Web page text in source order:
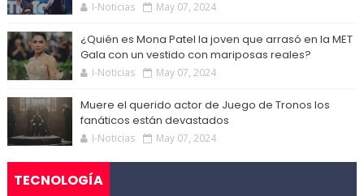
I-Noticias May 07, 2024
¿Quién es Mona Patel la joven que arrasó en la MET
Gala con un vestido con mariposas reales?
I-Noticias May 07, 2024
Muere el querido actor de Juego de Tronos los
fanáticos están devastados
I-Noticias May 07, 2024
TECNOLOGÍA